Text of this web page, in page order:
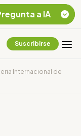
Suscribirse
Internacional de
a IA
Chevron Ecuador